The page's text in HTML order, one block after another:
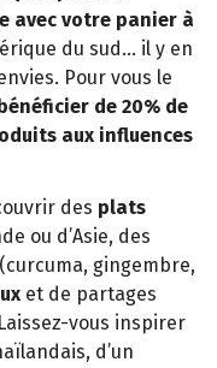
avec votre panier à
du sud… il y en
Pour vous le
de 20% de
aux influences
des plats
ou d’Asie, des
gingembre,
et de partages
vous inspirer
d’un